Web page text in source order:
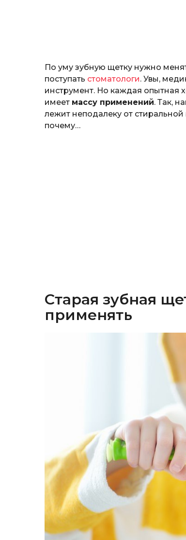
По уму зубную щетку нужно
поступать стоматологи. Увы,
инструмент. Но каждая опытная
имеет массу применений. Так,
лежит неподалеку от
почему…
Старая зубная
применять